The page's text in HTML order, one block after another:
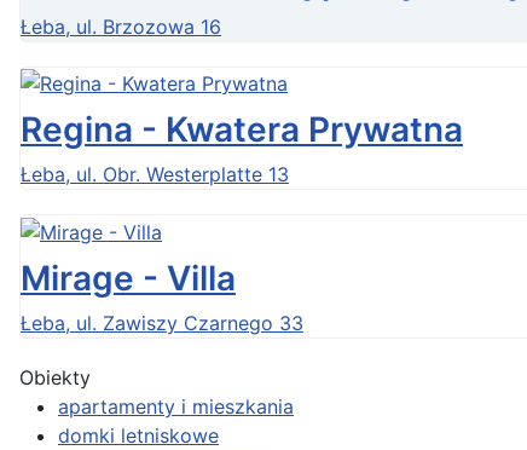
Łeba, ul. Brzozowa 16
Regina - Kwatera Prywatna
Łeba, ul. Obr. Westerplatte 13
Mirage - Villa
Łeba, ul. Zawiszy Czarnego 33
Obiekty
apartamenty i mieszkania
domki letniskowe